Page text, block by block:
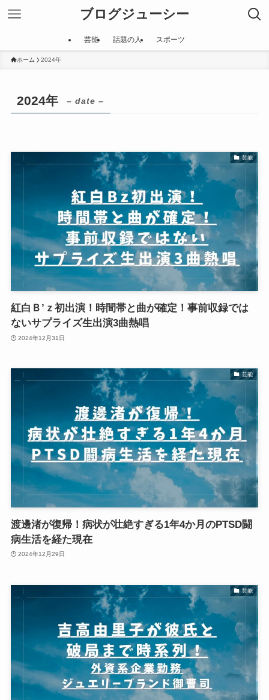
ブログジューシー
芸能 話題の人 スポーツ
ホーム 2024年
2024年 – date –
芸能
紅白Ｂ’ｚ初出演！時間帯と曲が確定！事前収録では
ないサプライズ生出演3曲熱唱
2024年12月31日
芸能
渡邊渚が復帰！病状が壮絶すぎる1年4か月のPTSD闘
病生活を経た現在
2024年12月29日
芸能